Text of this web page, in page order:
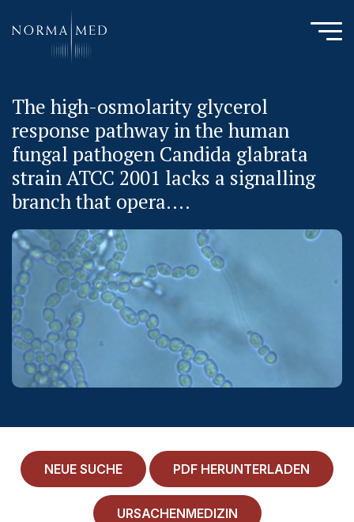
HOME
NEUES ZU SCHLAFSTÖRUNGEN
UNSERE METHODE
URSACHENMEDIZIN
PUBLIKATIONEN
LITERATURDATENBANK MIKROBIOLOGIE
KONTAKTIEREN SIE UNS
ANAMNESE
MEDICAL HISTORY
IMPRESSUM
ALLGEMEINE GESCHÄFTSBEDINGUNGEN
NORMAMED SERVICE
The high-osmolarity glycerol
response pathway in the human
fungal pathogen Candida glabrata
strain ATCC 2001 lacks a signalling
branch that opera....
NEUE SUCHE PDF HERUNTERLADEN
URSACHENMEDIZIN